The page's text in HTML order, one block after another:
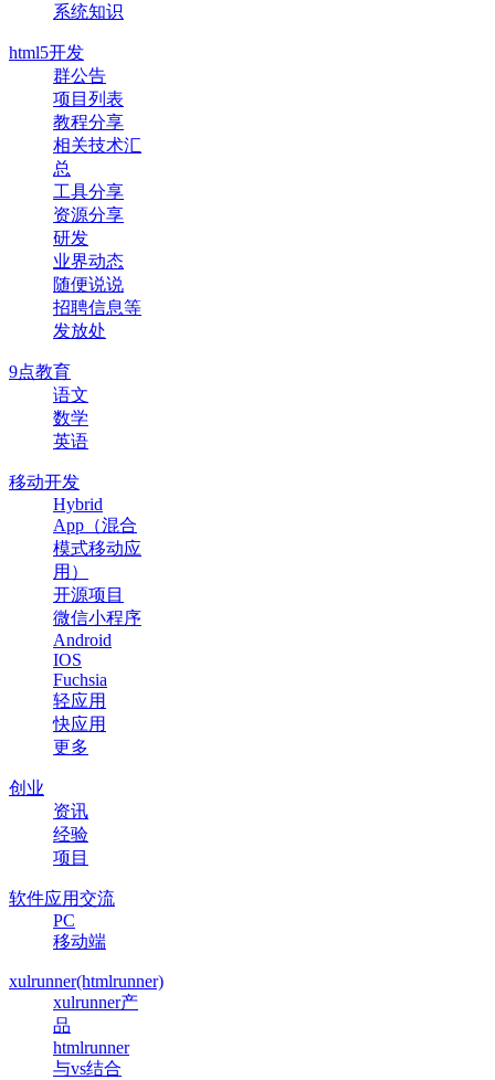
系统知识
html5开发
群公告
项目列表
教程分享
相关技术汇
总
工具分享
资源分享
研发
业界动态
随便说说
招聘信息等
发放处
9点教育
语文
数学
英语
移动开发
Hybrid
App（混合
模式移动应
用）
开源项目
微信小程序
Android
IOS
Fuchsia
轻应用
快应用
更多
创业
资讯
经验
项目
软件应用交流
PC
移动端
xulrunner(htmlrunner)
xulrunner产
品
htmlrunner
与vs结合